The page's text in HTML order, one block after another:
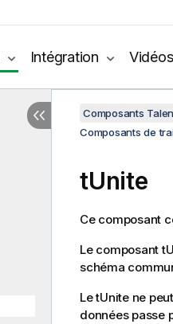
Intégration Vidéos
Composants
Composants de
tUnite
Ce composant
Le composant
schéma
LetUnitene
données passe